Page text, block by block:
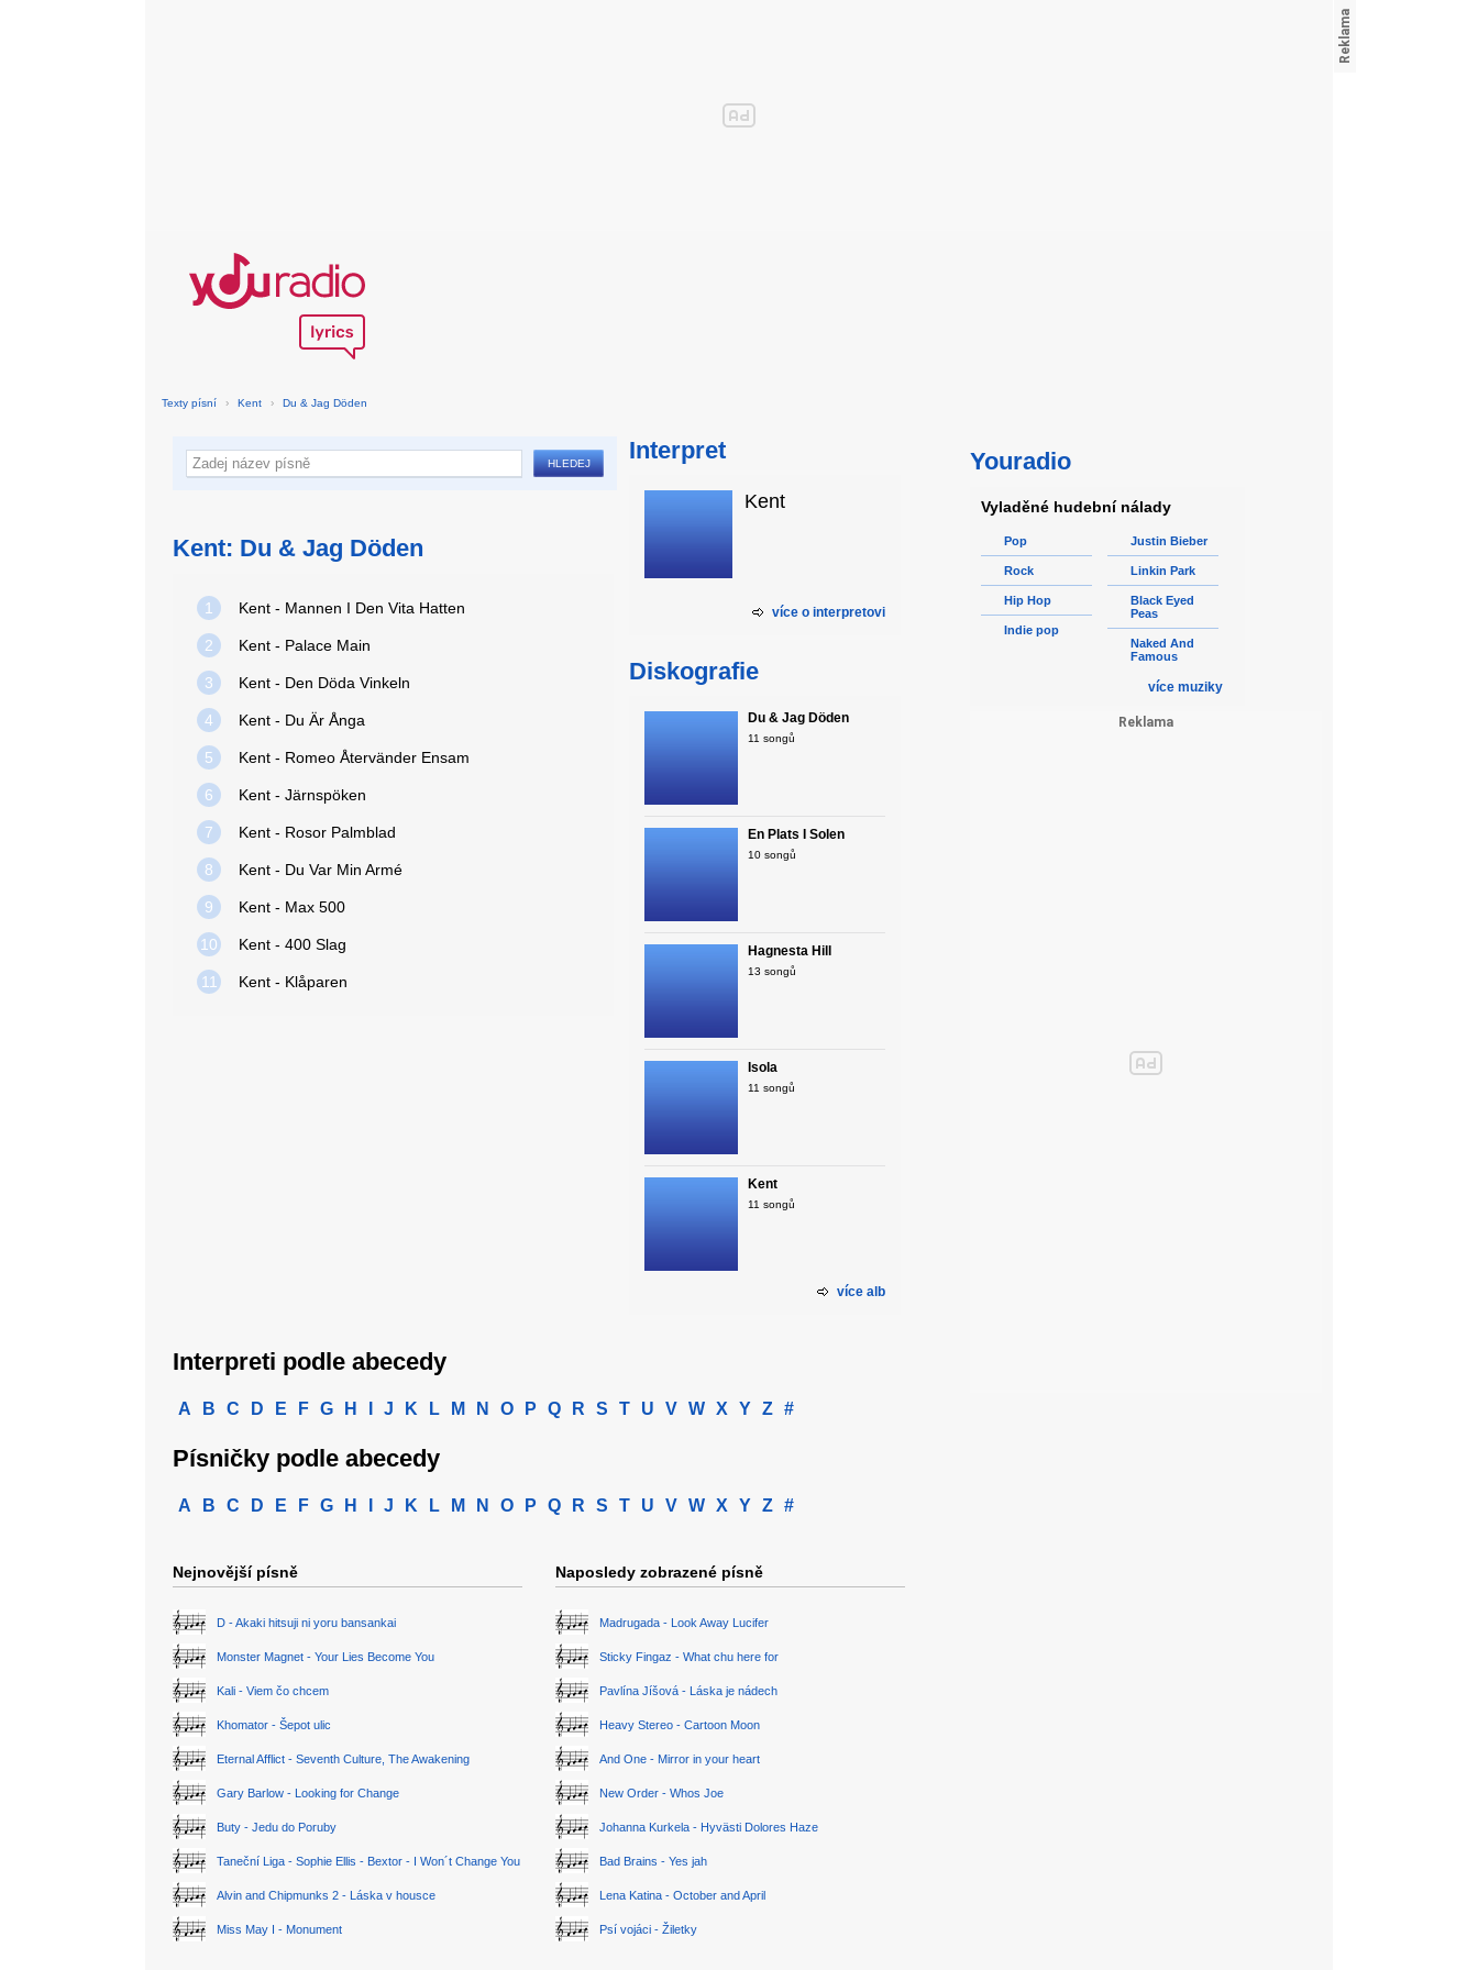
Texty písní › Kent › Du & Jag Döden
Kent: Du & Jag Döden
1 Kent - Mannen I Den Vita Hatten
2 Kent - Palace Main
3 Kent - Den Döda Vinkeln
4 Kent - Du Är Ånga
5 Kent - Romeo Återvänder Ensam
6 Kent - Järnspöken
7 Kent - Rosor Palmblad
8 Kent - Du Var Min Armé
9 Kent - Max 500
10 Kent - 400 Slag
11 Kent - Klåparen
Interpret
Kent
více o interpretovi
Diskografie
Du & Jag Döden
11 songů
En Plats I Solen
10 songů
Hagnesta Hill
13 songů
Isola
11 songů
Kent
11 songů
více alb
Interpreti podle abecedy
A B C D E F G H J K L M N O P Q R S T U V W X Y Z #
Písničky podle abecedy
A B C D E F G H J K L M N O P Q R S T U V W X Y Z #
Nejnovější písně
D - Akaki hitsuji ni yoru bansankai
Monster Magnet - Your Lies Become You
Kali - Viem čo chcem
Khomator - Šepot ulic
Eternal Afflict - Seventh Culture, The Awakening
Gary Barlow - Looking for Change
Buty - Jedu do Poruby
Taneční Liga - Sophie Ellis - Bextor - I Won´t Change You
Alvin and Chipmunks 2 - Láska v housce
Miss May I - Monument
Naposledy zobrazené písně
Madrugada - Look Away Lucifer
Sticky Fingaz - What chu here for
Pavlína Jíšová - Láska je nádech
Heavy Stereo - Cartoon Moon
And One - Mirror in your heart
New Order - Whos Joe
Johanna Kurkela - Hyvästi Dolores Haze
Bad Brains - Yes jah
Lena Katina - October and April
Psí vojáci - Žiletky
Youradio
Vyladěné hudební nálady
Pop
Rock
Hip Hop
Indie pop
Justin Bieber
Linkin Park
Black Eyed
Peas
Naked And
Famous
více muziky